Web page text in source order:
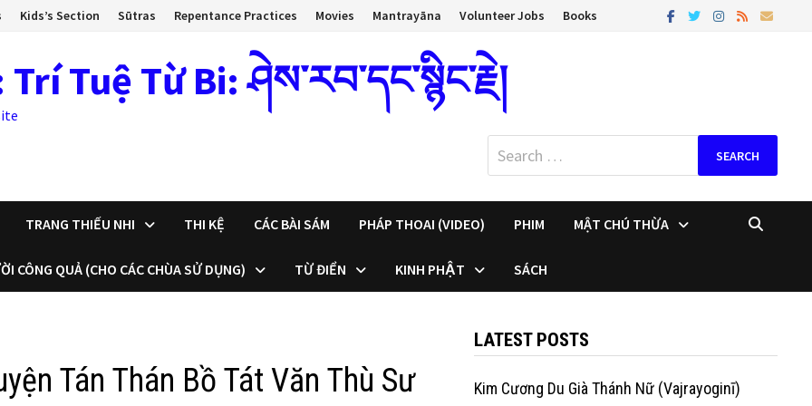
Kids’s Section Sūtras Repentance Practices Movies Mantrayāna Volunteer Jobs Books
Tuệ Từ Bi: ཤེས་རབ་དང་སྙིང་རྗེ།
Search
for:
TRANG THIẾU NHI THI KỆ CÁC BÀI SÁM PHÁP THOAI (VIDEO) PHIM MẬT CHÚ THỪA
CÔNG QUẢ (CHO CÁC CHÙA SỬ DỤNG) TỪ ĐIỂN KINH PHẬT SÁCH
Tán Thán Bồ Tát Văn Thù Sư
LATEST POSTS
Kim Cương Du Già Thánh Nữ (Vajrayoginī)